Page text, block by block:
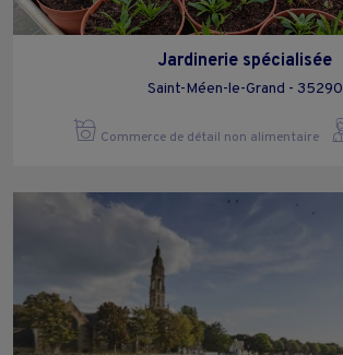
Jardinerie spécialisée
Saint-Méen-le-Grand - 35290
Commerce de détail non alimentaire